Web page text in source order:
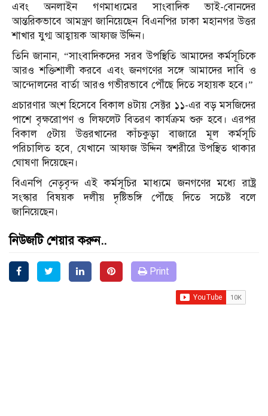
এবং অনলাইন গণমাধ্যমের সাংবাদিক ভাই-বোনদের
আন্তরিকভাবে আমন্ত্রণ জানিয়েছেন বিএনপির ঢাকা মহানগর উত্তর
শাখার যুগ্ম আহ্বায়ক আফাজ উদ্দিন।
তিনি জানান, “সাংবাদিকদের সরব উপস্থিতি আমাদের কর্মসূচিকে
আরও শক্তিশালী করবে এবং জনগণের সঙ্গে আমাদের দাবি ও
আন্দোলনের বার্তা আরও গভীরভাবে পৌঁছে দিতে সহায়ক হবে।”
প্রচারণার অংশ হিসেবে বিকাল ৪টায় সেক্টর ১১-এর বড় মসজিদের
পাশে বৃক্ষরোপণ ও লিফলেট বিতরণ কার্যক্রম শুরু হবে। এরপর
বিকাল ৫টায় উত্তরখানের কাঁচকুড়া বাজারে মূল কর্মসূচি
পরিচালিত হবে, যেখানে আফাজ উদ্দিন স্বশরীরে উপস্থিত থাকার
ঘোষণা দিয়েছেন।
বিএনপি নেতৃবৃন্দ এই কর্মসূচির মাধ্যমে জনগণের মধ্যে রাষ্ট্র
সংস্কার বিষয়ক দলীয় দৃষ্টিভঙ্গি পৌঁছে দিতে সচেষ্ট বলে
জানিয়েছেন।
নিউজটি শেয়ার করুন..
Print